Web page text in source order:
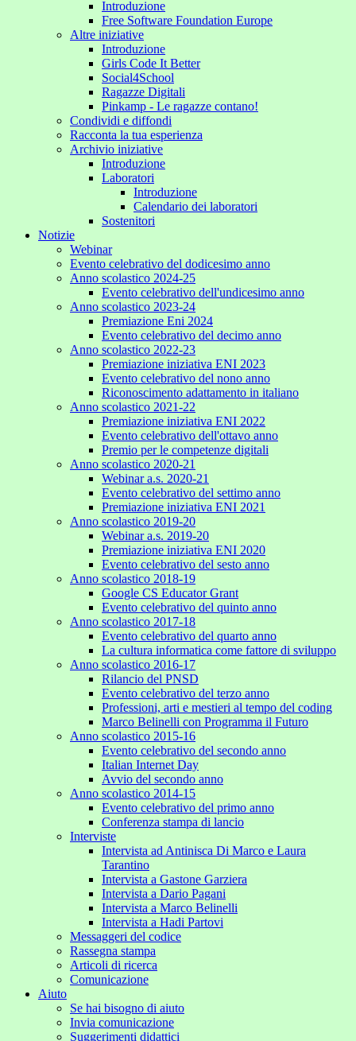
Introduzione
Free Software Foundation Europe
Altre iniziative
Introduzione
Girls Code It Better
Social4School
Ragazze Digitali
Pinkamp - Le ragazze contano!
Condividi e diffondi
Racconta la tua esperienza
Archivio iniziative
Introduzione
Laboratori
Introduzione
Calendario dei laboratori
Sostenitori
Notizie
Webinar
Evento celebrativo del dodicesimo anno
Anno scolastico 2024-25
Evento celebrativo dell'undicesimo anno
Anno scolastico 2023-24
Premiazione Eni 2024
Evento celebrativo del decimo anno
Anno scolastico 2022-23
Premiazione iniziativa ENI 2023
Evento celebrativo del nono anno
Riconoscimento adattamento in italiano
Anno scolastico 2021-22
Premiazione iniziativa ENI 2022
Evento celebrativo dell'ottavo anno
Premio per le competenze digitali
Anno scolastico 2020-21
Webinar a.s. 2020-21
Evento celebrativo del settimo anno
Premiazione iniziativa ENI 2021
Anno scolastico 2019-20
Webinar a.s. 2019-20
Premiazione iniziativa ENI 2020
Evento celebrativo del sesto anno
Anno scolastico 2018-19
Google CS Educator Grant
Evento celebrativo del quinto anno
Anno scolastico 2017-18
Evento celebrativo del quarto anno
La cultura informatica come fattore di sviluppo
Anno scolastico 2016-17
Rilancio del PNSD
Evento celebrativo del terzo anno
Professioni, arti e mestieri al tempo del coding
Marco Belinelli con Programma il Futuro
Anno scolastico 2015-16
Evento celebrativo del secondo anno
Italian Internet Day
Avvio del secondo anno
Anno scolastico 2014-15
Evento celebrativo del primo anno
Conferenza stampa di lancio
Interviste
Intervista ad Antinisca Di Marco e Laura
Tarantino
Intervista a Gastone Garziera
Intervista a Dario Pagani
Intervista a Marco Belinelli
Intervista a Hadi Partovi
Messaggeri del codice
Rassegna stampa
Articoli di ricerca
Comunicazione
Aiuto
Se hai bisogno di aiuto
Invia comunicazione
Suggerimenti didattici